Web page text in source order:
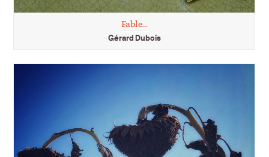
Fable…
Gérard Dubois